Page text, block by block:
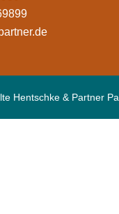
Hentschke & Partner